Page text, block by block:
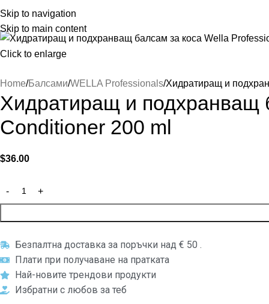
Skip to navigation
Skip to main content
Click to enlarge
Home Балсами WELLA Professionals Хидратиращ и
Хидратиращ и подхранващ
Conditioner 200 ml
$36.00
Безпалтна доставка за поръчки над € 50 .
Плати при получаване на пратката
Най-новите трендови продукти
Избратни с любов за теб